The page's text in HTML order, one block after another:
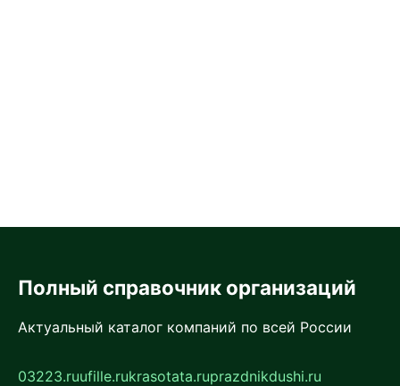
Полный справочник организаций
Актуальный каталог компаний по всей России
03223.ruufille.rukrasotata.ruprazdnikdushi.ru